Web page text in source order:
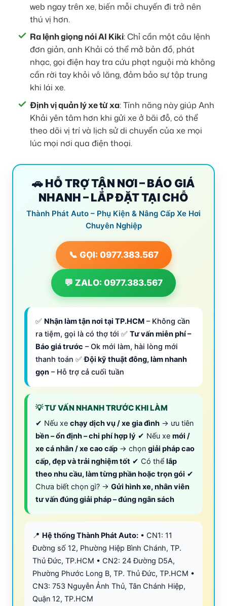
web ngay trên xe, biến mỗi chuyến đi trở nên
thú vị hơn.
Ra lệnh giọng nói AI Kiki: Chỉ cần một câu lệnh
đơn giản, anh Khải có thể mở bản đồ, phát
nhạc, gọi điện hay tra cứu phạt nguội mà không
cần rời tay khỏi vô lăng, đảm bảo sự tập trung
khi lái xe.
Định vị quản lý xe từ xa: Tính năng này giúp Anh
Khải yên tâm hơn khi gửi xe ở bãi đỗ, có thể
theo dõi vị trí và lịch sử di chuyển của xe mọi
lúc mọi nơi qua điện thoại.
🚗 HỖ TRỢ TẬN NƠI – BÁO GIÁ
NHANH – LẮP ĐẶT TẠI CHỖ
Thành Phát Auto – Phụ Kiện & Nâng Cấp Xe Hơi
Chuyên Nghiệp
📞 GỌI: 0977.383.567
💬 ZALO: 0977.383.567
✅ Nhận làm tận nơi tại TP.HCM – Không cần
ra tiệm, gọi là có thợ tới ✅ Tư vấn miễn phí –
Báo giá trước – Ok mới làm, hài lòng mới
thanh toán ✅Đội kỹ thuật đông, làm nhanh
gọn – Hỗ trợ cả cuối tuần
💡 TƯ VẤN NHANH TRƯỚC KHI LÀM
✔ Nếu xe chạy dịch vụ / xe gia đình → ưu tiên
bền – ổn định – chi phí hợp lý ✔ Nếu xe mới /
xe cá nhân / xe cao cấp → chọn giải pháp cao
cấp, đẹp và trải nghiệm tốt ✔ Có thể lắp
theo nhu cầu, làm từng phần hoặc trọn gói ✔
Chưa biết chọn gì? → Gửi hình xe, nhân viên
tư vấn đúng giải pháp – đúng ngân sách
📍 Hệ thống Thành Phát Auto: • CN1: 11
Đường số 12, Phường Hiệp Bình Chánh, TP.
Thủ Đức, TP.HCM • CN2: 24 Đường D5A,
Phường Phước Long B, TP. Thủ Đức, TP.HCM •
CN3: 753 Nguyễn Ảnh Thủ, Tân Chánh Hiệp,
Quận 12, TP.HCM